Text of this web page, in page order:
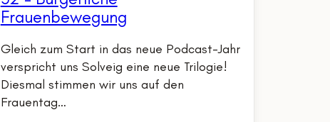
Frauenbewegung
Gleich zum Start in das neue Podcast-Jahr
verspricht uns Solveig eine neue Trilogie!
Diesmal stimmen wir uns auf den
Frauentag…